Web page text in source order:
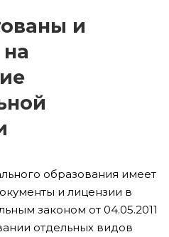
и
образования имеет
и лицензии в
законом от 04.05.2011
отдельных видов